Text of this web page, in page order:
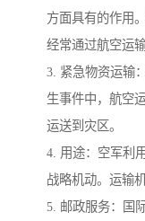
方面具有的作用
经常通过航空运
3. 紧急物资运输
生事件中，航空
运送到灾区。
4. 用途：空军利
战略机动。运输
5. 邮政服务：国